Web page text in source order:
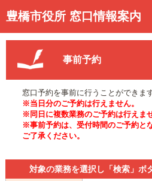
豊橋市役所 窓口情報案内
トップページ
事前予約
予約状況確認
窓口混雑状況
待ち状況確認
交付状況確認
事前予約
窓口予約を事前に行うことができます
※当日分のご予約は行えません。
※同日に複数業務のご予約は行えませ
※事前予約は、受付時間のご予約と
ご了承ください。
対象の業務を選択し「検索」ボ